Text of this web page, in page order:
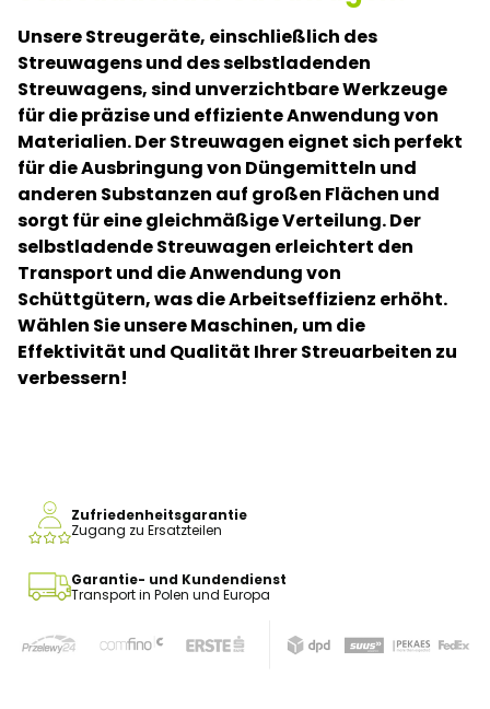
Unsere Streugeräte, einschließlich des
Streuwagens und des selbstladenden
Streuwagens, sind unverzichtbare Werkzeuge
für die präzise und effiziente Anwendung von
Materialien. Der Streuwagen eignet sich perfekt
für die Ausbringung von Düngemitteln und
anderen Substanzen auf großen Flächen und
sorgt für eine gleichmäßige Verteilung. Der
selbstladende Streuwagen erleichtert den
Transport und die Anwendung von
Schüttgütern, was die Arbeitseffizienz erhöht.
Wählen Sie unsere Maschinen, um die
Effektivität und Qualität Ihrer Streuarbeiten zu
verbessern!
Zufriedenheitsgarantie
Zugang zu Ersatzteilen
Garantie- und Kundendienst
Transport in Polen und Europa